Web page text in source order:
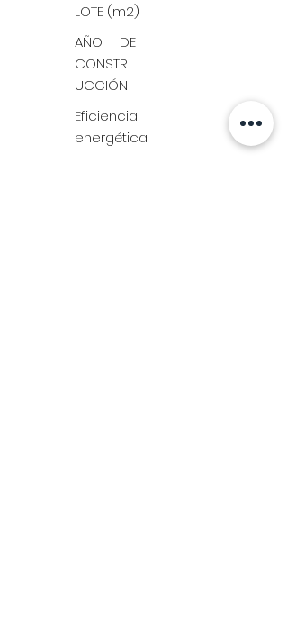
LOTE (m2)
AÑO DE
CONSTR
UCCIÓN
Eficiencia
energética